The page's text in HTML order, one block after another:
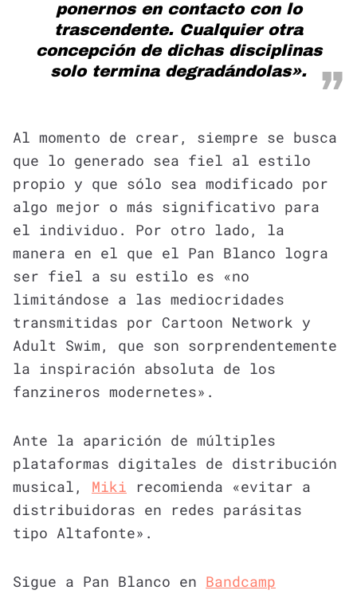
ponernos en contacto con lo
trascendente. Cualquier otra
concepción de dichas disciplinas
solo termina degradándolas».
Al momento de crear, siempre se busca
que lo generado sea fiel al estilo
propio y que sólo sea modificado por
algo mejor o más significativo para
el individuo. Por otro lado, la
manera en el que el Pan Blanco logra
ser fiel a su estilo es «no
limitándose a las mediocridades
transmitidas por Cartoon Network y
Adult Swim, que son sorprendentemente
la inspiración absoluta de los
fanzineros modernetes».
Ante la aparición de múltiples
plataformas digitales de distribución
musical, Miki recomienda «evitar a
distribuidoras en redes parásitas
tipo Altafonte».
Sigue a Pan Blanco en Bandcamp